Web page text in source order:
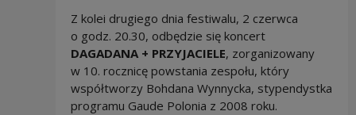
Z kolei drugiego dnia festiwalu, 2 czerwca
o godz. 20.30, odbędzie się koncert
DAGADANA + PRZYJACIELE, zorganizowany
w 10. rocznicę powstania zespołu, który
współtworzy Bohdana Wynnycka, stypendystka
programu Gaude Polonia z 2008 roku.